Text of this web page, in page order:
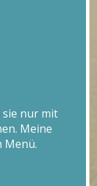
nur mit
Meine
Menü.